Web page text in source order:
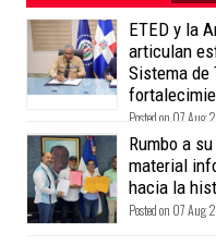
ETED y la
articulan
Sistema de
Posted on 07 Aug
Rumbo a
material
hacia la
Posted on 07 Aug